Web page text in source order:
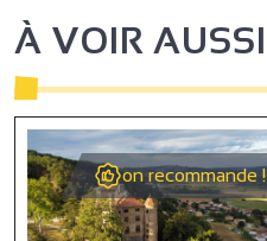
À VOIR AUSSI
on recommande !